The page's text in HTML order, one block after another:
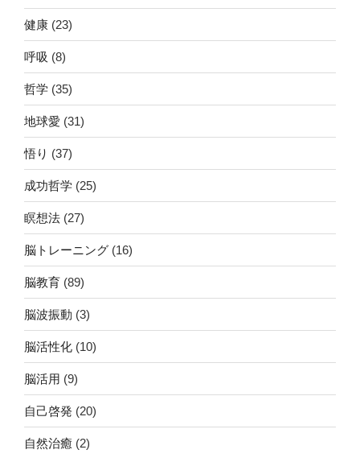
健康 (23)
呼吸 (8)
哲学 (35)
地球愛 (31)
悟り (37)
成功哲学 (25)
瞑想法 (27)
脳トレーニング (16)
脳教育 (89)
脳波振動 (3)
脳活性化 (10)
脳活用 (9)
自己啓発 (20)
自然治癒 (2)